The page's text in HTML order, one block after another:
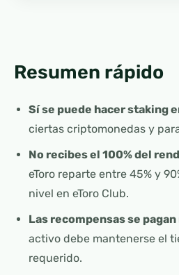
Resumen rápido
Sí se puede hacer staking
ciertas criptomonedas y
No recibes el 100% del
eToro reparte entre 45% y
nivel en eToro Club.
Las recompensas se
activo debe mantenerse el
requerido.